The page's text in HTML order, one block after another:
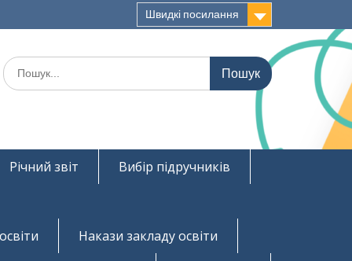
Швидкі посилання
Шукати:
Річний звіт Вибір підручників
Накази закладу освіти